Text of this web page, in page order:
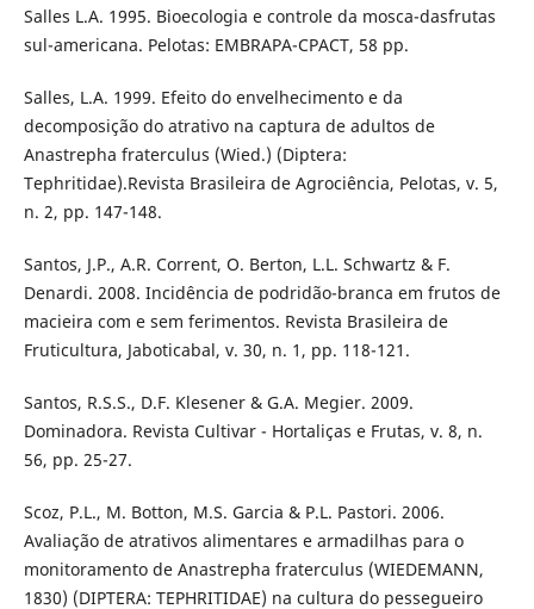
Salles L.A. 1995. Bioecologia e controle da mosca-dasfrutas
sul-americana. Pelotas: EMBRAPA-CPACT, 58 pp.
Salles, L.A. 1999. Efeito do envelhecimento e da
decomposição do atrativo na captura de adultos de
Anastrepha fraterculus (Wied.) (Diptera:
Tephritidae).Revista Brasileira de Agrociência, Pelotas, v. 5,
n. 2, pp. 147-148.
Santos, J.P., A.R. Corrent, O. Berton, L.L. Schwartz & F.
Denardi. 2008. Incidência de podridão-branca em frutos de
macieira com e sem ferimentos. Revista Brasileira de
Fruticultura, Jaboticabal, v. 30, n. 1, pp. 118-121.
Santos, R.S.S., D.F. Klesener & G.A. Megier. 2009.
Dominadora. Revista Cultivar - Hortaliças e Frutas, v. 8, n.
56, pp. 25-27.
Scoz, P.L., M. Botton, M.S. Garcia & P.L. Pastori. 2006.
Avaliação de atrativos alimentares e armadilhas para o
monitoramento de Anastrepha fraterculus (WIEDEMANN,
1830) (DIPTERA: TEPHRITIDAE) na cultura do pessegueiro